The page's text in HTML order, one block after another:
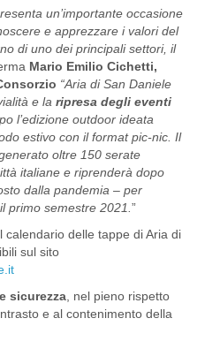
un’importante occasione
e apprezzare i valori del
di uno dei principali settori, il
Mario Emilio Cichetti,
“Aria di San Daniele
e la ripresa degli eventi
l’edizione outdoor ideata
estivo con il format pic-nic. Il
oltre 150 serate
italiane e riprenderà dopo
dalla pandemia – per
primo semestre 2021. ”
calendario delle tappe di Aria di
sul sito
sicurezza , nel pieno rispetto
e al contenimento della